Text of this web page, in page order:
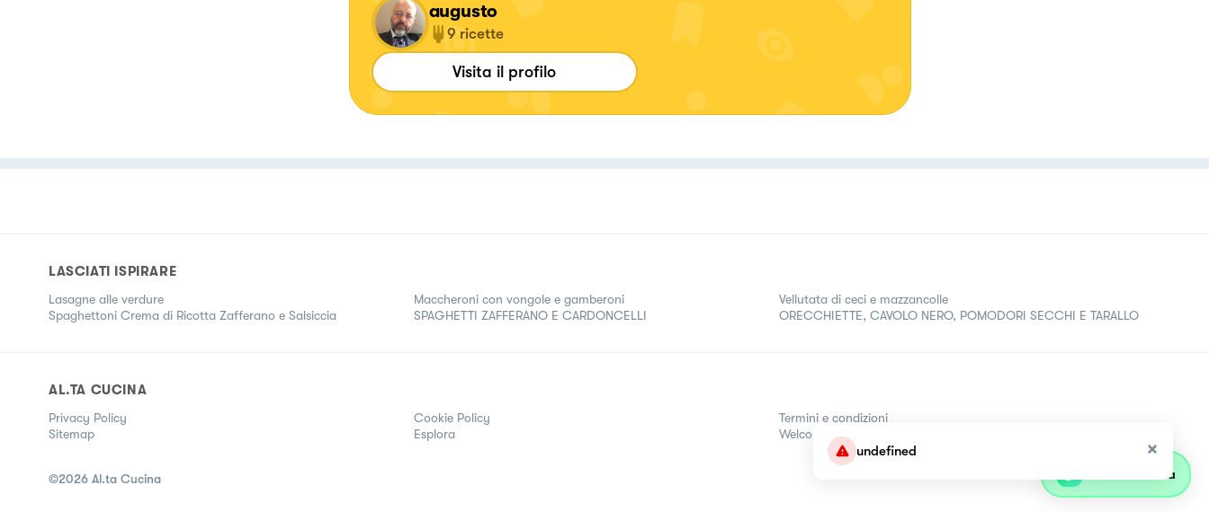
undefined
augusto
9 ricette
Visita il profilo
LASCIATI ISPIRARE
Lasagne alle verdure
Spaghettoni Crema di Ricotta Zafferano e Salsiccia
Maccheroni con vongole e gamberoni
SPAGHETTI ZAFFERANO E CARDONCELLI
Vellutata di ceci e mazzancolle
ORECCHIETTE, CAVOLO NERO, POMODORI SECCHI E TARALLO
AL.TA CUCINA
Privacy Policy Cookie Policy
Termini e condizioni
Sitemap
Esplora Welcome
©2026 Al.ta Cucina Parla con olivia